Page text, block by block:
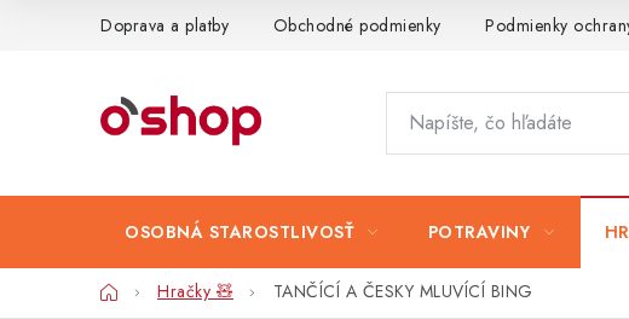
Doprava a platby Obchodné podmienky Podmienky
OSOBNÁ STAROSTLIVOSŤ POTRAVINY
DomovHračky 🧸 TANČÍCÍ A ČESKY MLUVÍCÍ BING